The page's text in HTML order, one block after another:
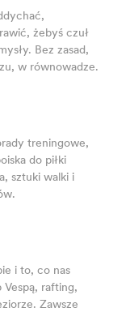
żebyś czuł
Bez zasad,
w równowadze.
treningowe,
do piłki
sztuki walki i
i to, co nas
rafting,
Zawsze